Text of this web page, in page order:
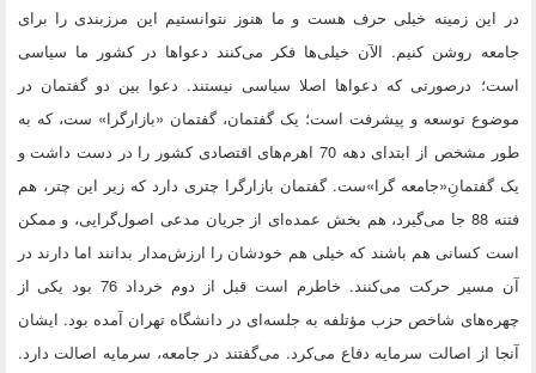
در این زمینه خیلی حرف هست و ما هنوز نتوانستیم این مرزبندی را برای
جامعه روشن کنیم. الآن خیلی‌ها فکر می‌کنند دعواها در کشور ما سیاسی
است؛ درصورتی که دعواها اصلا سیاسی نیستند. دعوا بین دو گفتمان در
موضوع توسعه و پیشرفت است؛ یک گفتمان، گفتمان «بازارگرا» ست، که به
طور مشخص از ابتدای دهه 70 اهرم‌های اقتصادی کشور را در دست داشت و
یک گفتمانِ«جامعه گرا»ست. گفتمان بازارگرا چتری دارد که زیر این چتر، هم
فتنه 88 جا می‌گیرد، هم بخش عمده‌ای از جریان مدعی اصول‌گرایی، و ممکن
است کسانی هم باشند که خیلی هم خودشان را ارزش‌مدار بدانند اما دارند در
آن مسیر حرکت می‌کنند. خاطرم است قبل از دوم خرداد 76 بود یکی از
چهره‌های شاخص حزب مؤتلفه به جلسه‌ای در دانشگاه تهران آمده بود. ایشان
آنجا از اصالت سرمایه دفاع می‌کرد. می‌گفتند در جامعه، سرمایه اصالت دارد.